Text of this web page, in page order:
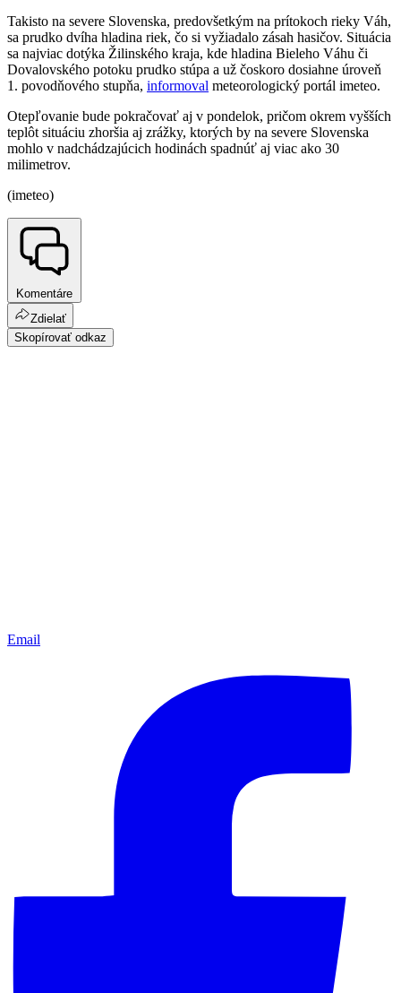
Takisto na severe Slovenska, predovšetkým na prítokoch rieky Váh,
sa prudko dvíha hladina riek, čo si vyžiadalo zásah hasičov. Situácia
sa najviac dotýka Žilinského kraja, kde hladina Bieleho Váhu či
Dovalovského potoku prudko stúpa a už čoskoro dosiahne úroveň
1. povodňového stupňa, informoval meteorologický portál imeteo.
Otepľovanie bude pokračovať aj v pondelok, pričom okrem vyšších
teplôt situáciu zhoršia aj zrážky, ktorých by na severe Slovenska
mohlo v nadchádzajúcich hodinách spadnúť aj viac ako 30
milimetrov.
(imeteo)
Komentáre
Zdielať
Skopírovať odkaz
Email